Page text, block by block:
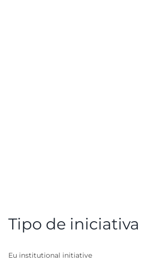
Tipo de iniciativa
Eu institutional initiative